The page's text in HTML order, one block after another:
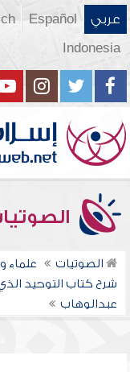
عربي Español
Indonesia
الصوتيات علماء
شرح كتاب التوحيد
عبدالوهاب